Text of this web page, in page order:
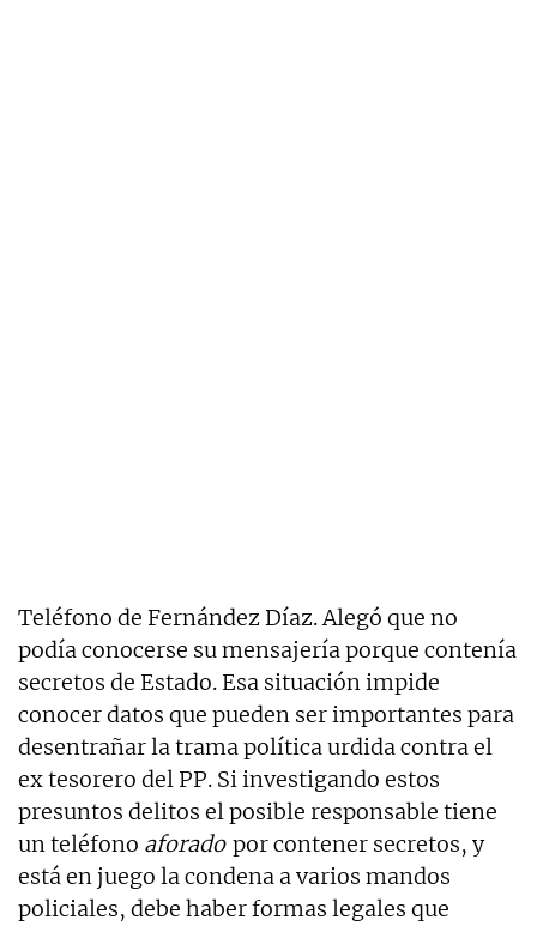
Teléfono de Fernández Díaz. Alegó que no
podía conocerse su mensajería porque contenía
secretos de Estado. Esa situación impide
conocer datos que pueden ser importantes para
desentrañar la trama política urdida contra el
ex tesorero del PP. Si investigando estos
presuntos delitos el posible responsable tiene
un teléfono aforado por contener secretos, y
está en juego la condena a varios mandos
policiales, debe haber formas legales que